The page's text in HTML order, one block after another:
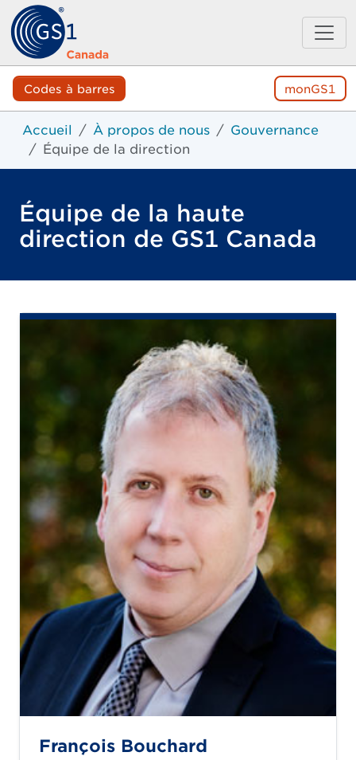
Codes à barres monGS1
Accueil À propos de nous
Gouvernance
Équipe de la direction
Équipe de la haute
direction de GS1 Canada
François Bouchard